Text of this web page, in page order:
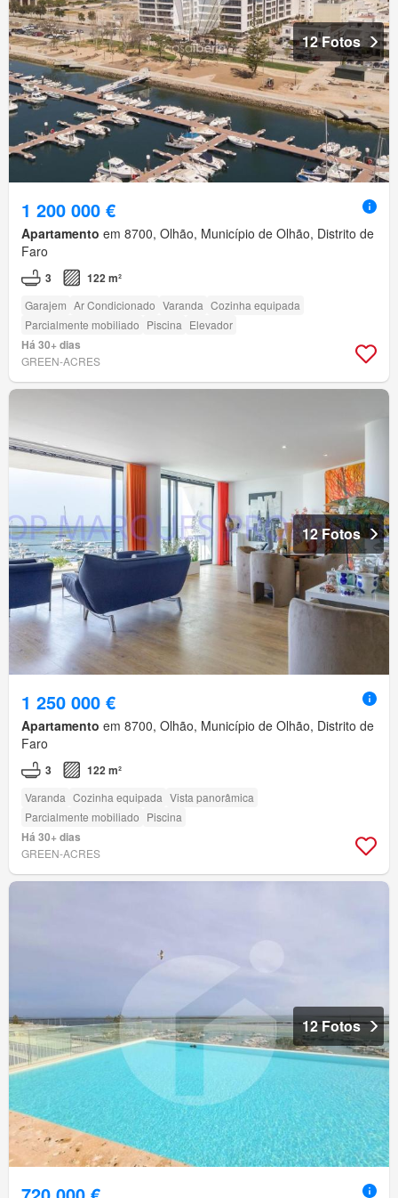
12 Fotos
1 200 000 €
Apartamento em 8700, Olhão, Município de Olhão, Distrito de
Faro
3 122 m²
Garajem Ar Condicionado Varanda Cozinha equipada
Parcialmente mobiliado Piscina Elevador
Há 30+ dias
GREEN-ACRES
12 Fotos
1 250 000 €
Apartamento em 8700, Olhão, Município de Olhão, Distrito de
Faro
3 122 m²
Varanda Cozinha equipada Vista panorâmica
Parcialmente mobiliado Piscina
Há 30+ dias
GREEN-ACRES
12 Fotos